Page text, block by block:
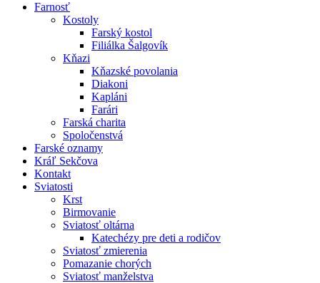
Farnosť
Kostoly
Farský kostol
Filiálka Šalgovík
Kňazi
Kňazské povolania
Diakoni
Kapláni
Farári
Farská charita
Spoločenstvá
Farské oznamy
Kráľ Sekčova
Kontakt
Sviatosti
Krst
Birmovanie
Sviatosť oltárna
Katechézy pre deti a rodičov
Sviatosť zmierenia
Pomazanie chorých
Sviatosť manželstva